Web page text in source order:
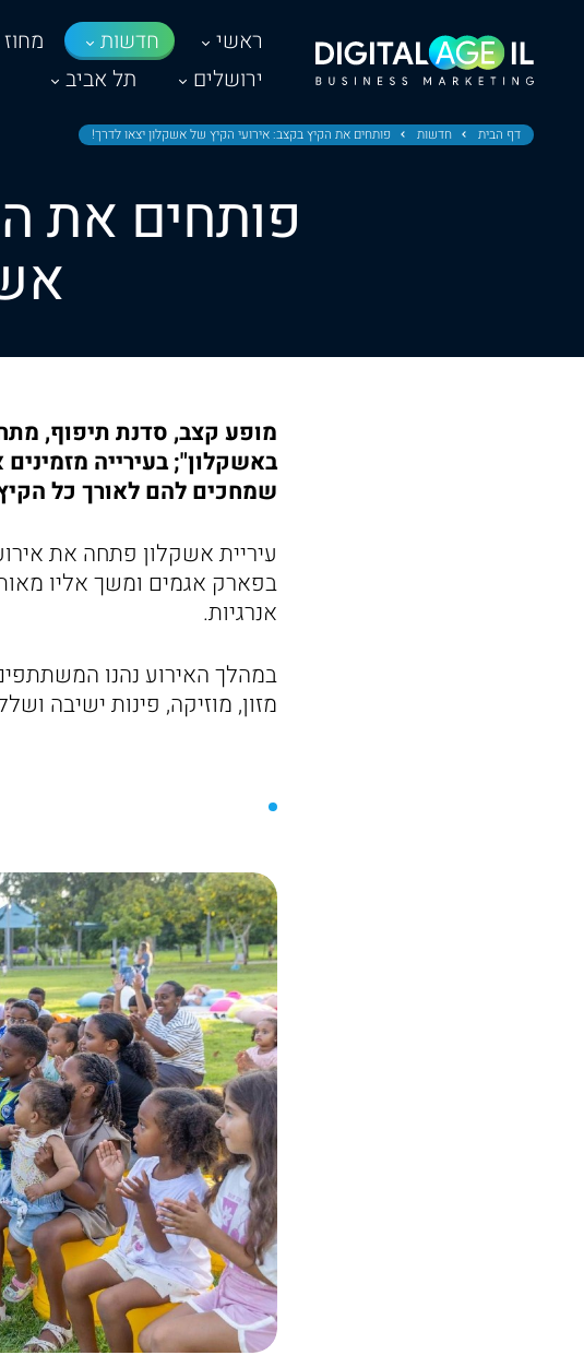
ראשי חדשות
ירושלים
תל אביב
דף הבית חדשות פותחים את הקיץ בקצב: אירועי הקיץ של אשקלון יצאו לדרך!
פותחים את
מופע קצב, סדנת תיפוף,
באשקלון"; בעירייה
שמחכים להם לאורך כל
עיריית אשקלון פתחה את
בפארק אגמים ומשך אליו מאות
אנרגיות.
במהלך האירוע נהנו
מזון, מוזיקה, פינות ישיבה